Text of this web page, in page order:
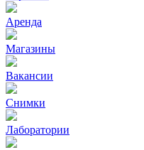
Аренда
Магазины
Вакансии
Снимки
Лаборатории